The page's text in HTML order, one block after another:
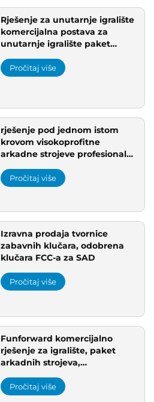
Rješenje za unutarnje igralište
komercijalna postava za
unutarnje igralište paket
oprema za arkadu paket
profitabilnih arkadnih strojeva
Pročitaj više
rješenje pod jednom istom
krovom visokoprofitne
arkadne strojeve profesionalni
Pročitaj više
Izravna prodaja tvornice
zabavnih klučara, odobrena
klučara FCC-a za SAD
Pročitaj više
Funforward komercijalno
rješenje za igralište, paket
arkadnih strojeva,
Pročitaj više